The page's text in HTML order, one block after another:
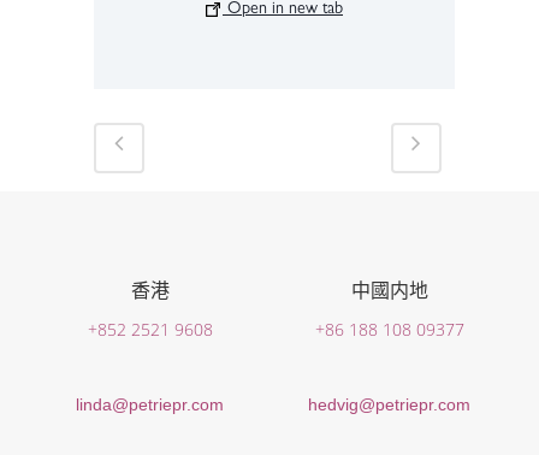
Open in new tab
香港
+852 2521 9608
linda@petriepr.com
中國内地
+86 188 108 09377
hedvig@petriepr.com